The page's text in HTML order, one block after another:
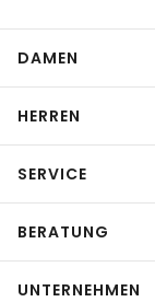
DAMEN
HERREN
SERVICE
BERATUNG
UNTERNEHMEN